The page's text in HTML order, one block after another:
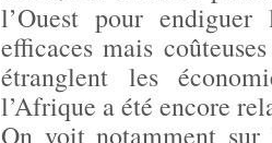
l’Ouest pour
efficaces mais
étranglent les
l’Afrique a été encore
On voit notamment